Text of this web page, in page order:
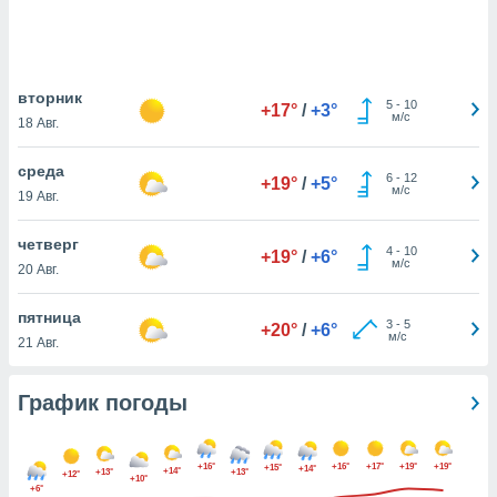
установки
веб-
как
вашем
вторник
18 Авг.
+17° / +3° 5- 10
м/с
среда
19 Авг.
+19° / +5° 6- 12
м/с
четверг
20 Авг.
+19° / +6° 4- 10
м/с
пятница
21 Авг.
+20° / +6° 3- 5
м/с
График погоды
+6°
+12° +13°
+10°
+14° +16°
+13° +15° +14° +16° +17° +19° +19°